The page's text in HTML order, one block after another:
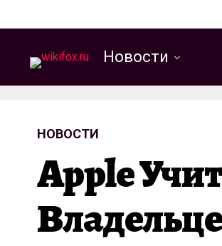
Новости
НОВОСТИ
Apple